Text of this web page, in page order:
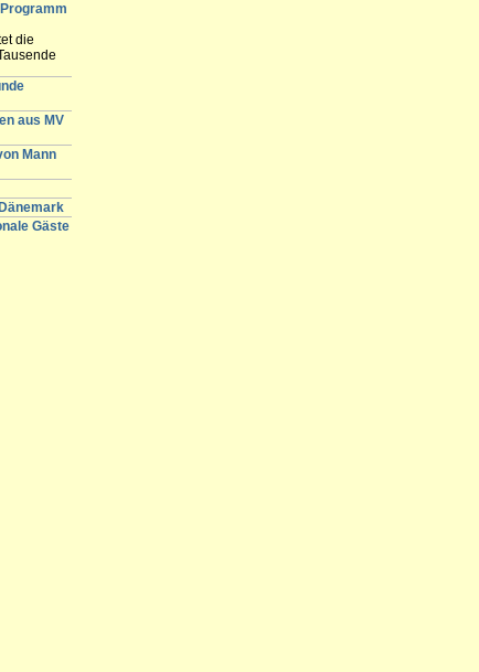
die
und
aus MV
Mann
Gäste